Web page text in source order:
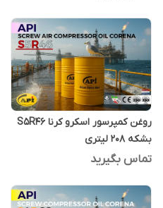
روغن کمپرسور اسکرو کرنا S5R46
بشکه 208 لیتری
تماس بگیرید